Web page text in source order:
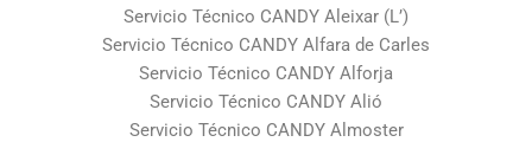
Servicio Técnico CANDY Aleixar (L’)
Servicio Técnico CANDY Alfara de Carles
Servicio Técnico CANDY Alforja
Servicio Técnico CANDY Alió
Servicio Técnico CANDY Almoster